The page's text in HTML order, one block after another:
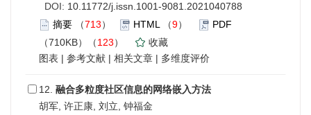
DOI: 10.11772/j.issn.1001-9081.2021040788
摘要 （713） HTML （9）
PDF
（710KB）（123）
收藏
图表 | 参考文献 | 相关文章 | 多维度评价
12. 融合多粒度社区信息的网络嵌入方法
胡军, 许正康, 刘立, 钟福金